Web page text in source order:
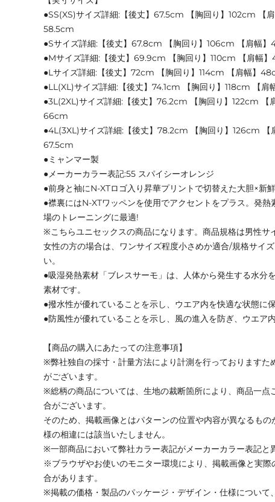
●SS(XS)サイズ詳細:【後丈】67.5cm 【胸回り】102cm 【
58.5cm
●Sサイズ詳細:【後丈】67.8cm 【胸回り】106cm 【肩幅
●Mサイズ詳細:【後丈】69.9cm 【胸回り】110cm 【肩幅
●Lサイズ詳細:【後丈】72cm 【胸回り】114cm 【肩幅】
●LL(XL)サイズ詳細:【後丈】74.1cm 【胸回り】118cm 【
●3L(2XL)サイズ詳細:【後丈】76.2cm 【胸回り】122cm 【
66cm
●4L(3XL)サイズ詳細:【後丈】78.2cm 【胸回り】126cm 【
67.5cm
●ミャンマー製
●メーカーカラー表記:55 スパイシーオレンジ
●前身と袖にN-XTロゴ入り昇華プリントで切替えた大胆×新鮮
●襟裏にはN-XTワッペンを使用でアクセントをプラス。発熱
場のトレーニングに最適!
※こちらユニセックスの商品になります。商品規格は男性サ
女性の方の場合は、ワンサイズ程度小さめか適合/規格サイ
い。
●吸湿発熱素材「ブレスサーモ」は、人体から発生する水分
素材です。
●撥水性が優れていることを示し、ウエア内を快適な状態に
●防風性が優れていることを示し、風の進入を防ぎ、ウエア
【商品の購入にあたっての注意事項】
※弊社独自の採寸・計量方法により計測を行っておりますた
がございます。
※総柄の商品については、生地の裁断箇所により、商品一点
合がございます。
そのため、掲載画像とはパターンの位置や内容が異なるも
様の相違には該当いたしません。
※一部商品において弊社カラー表記がメーカーカラー表記と
※ブラウザやお使いのモニター環境により、掲載画像と実際
合があります。
※掲載の価格・製品のパッケージ・デザイン・仕様について